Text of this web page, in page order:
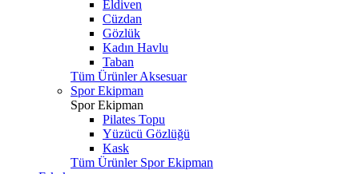
Eldiven
Cüzdan
Gözlük
Kadın Havlu
Taban
Tüm Ürünler Aksesuar
Spor Ekipman
Spor Ekipman
Pilates Topu
Yüzücü Gözlüğü
Kask
Tüm Ürünler Spor Ekipman